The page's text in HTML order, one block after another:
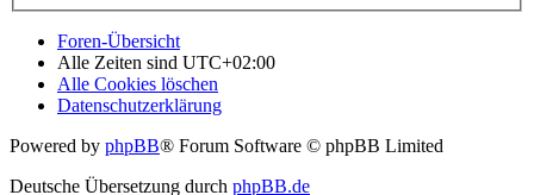
Foren-Übersicht
Alle Zeiten sind UTC+02:00
Alle Cookies löschen
Datenschutzerklärung
Powered by phpBB® Forum Software © phpBB Limited
Deutsche Übersetzung durch phpBB.de